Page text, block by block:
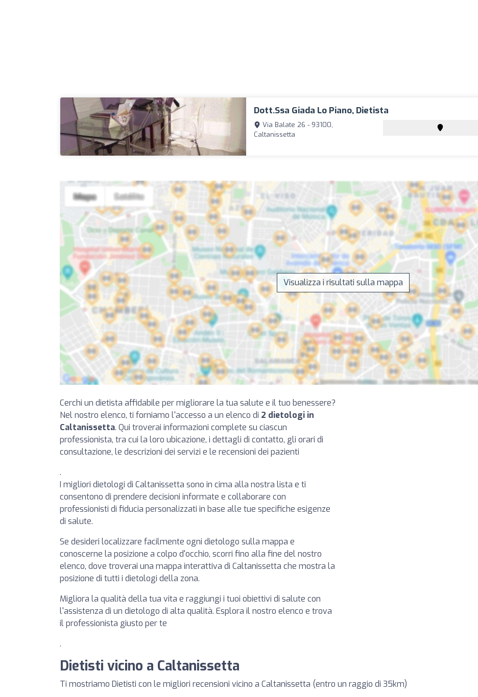
Dott.ssa Giada Lo Piano, Dietista
Via Balate 26 - 93100,
Caltanissetta
Visualizza i risultati sulla mappa
Cerchi un dietista affidabile per migliorare la tua salute e il tuo benessere?
Nel nostro elenco, ti forniamo l'accesso a un elenco di 2 dietologi in
Caltanissetta. Qui troverai informazioni complete su ciascun
professionista, tra cui la loro ubicazione, i dettagli di contatto, gli orari di
consultazione, le descrizioni dei servizi e le recensioni dei pazienti
.
I migliori dietologi di Caltanissetta sono in cima alla nostra lista e ti
consentono di prendere decisioni informate e collaborare con
professionisti di fiducia personalizzati in base alle tue specifiche esigenze
di salute.
Se desideri localizzare facilmente ogni dietologo sulla mappa e
conoscerne la posizione a colpo d'occhio, scorri fino alla fine del nostro
elenco, dove troverai una mappa interattiva di Caltanissetta che mostra la
posizione di tutti i dietologi della zona.
Migliora la qualità della tua vita e raggiungi i tuoi obiettivi di salute con
l'assistenza di un dietologo di alta qualità. Esplora il nostro elenco e trova
il professionista giusto per te
.
Dietisti vicino a Caltanissetta
Ti mostriamo Dietisti con le migliori recensioni vicino a Caltanissetta (entro un raggio di 35km)